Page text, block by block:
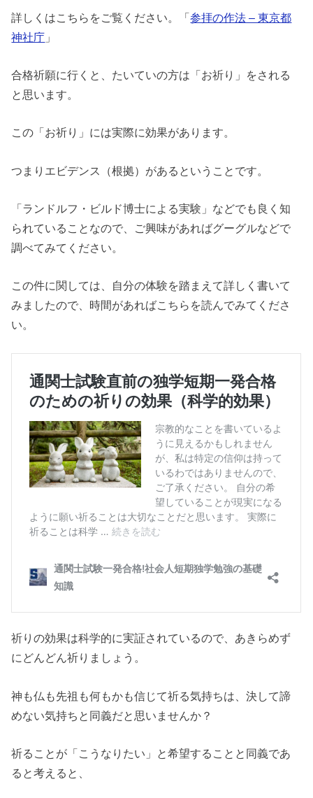
詳しくはこちらをご覧ください。「参拝の作法 – 東京都
神社庁 」
合格祈願に行くと、たいていの方は「お祈り」をされる
と思います。
この「お祈り」には実際に効果があります。
つまりエビデンス（根拠）があるということです。
「ランドルフ・ビルド博士による実験」などでも良く知
られていることなので、ご興味があればグーグルなどで
調べてみてください。
この件に関しては、自分の体験を踏まえて詳しく書いて
みましたので、時間があればこちらを読んでみてくださ
い。
祈りの効果は科学的に実証されているので、あきらめず
にどんどん祈りましょう。
神も仏も先祖も何もかも信じて祈る気持ちは、決して諦
めない気持ちと同義だと思いませんか？
祈ることが「こうなりたい」と希望することと同義であ
ると考えると、